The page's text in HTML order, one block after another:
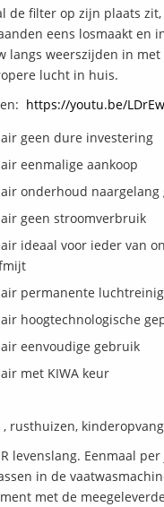
de filter op zijn plaats
eens losmaakt en
langs weerszijden in
lucht in huis.
https://youtu.be/
geen dure investering
eenmalige aankoop
onderhoud naargelang
geen stroomverbruik
ideaal voor ieder van
air permanente
hoogtechnologische
eenvoudige gebruik
met KIWA keur
, rusthuizen,
levenslang. Eenmaal
in de
met de